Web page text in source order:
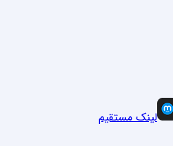
لینک مستقیم